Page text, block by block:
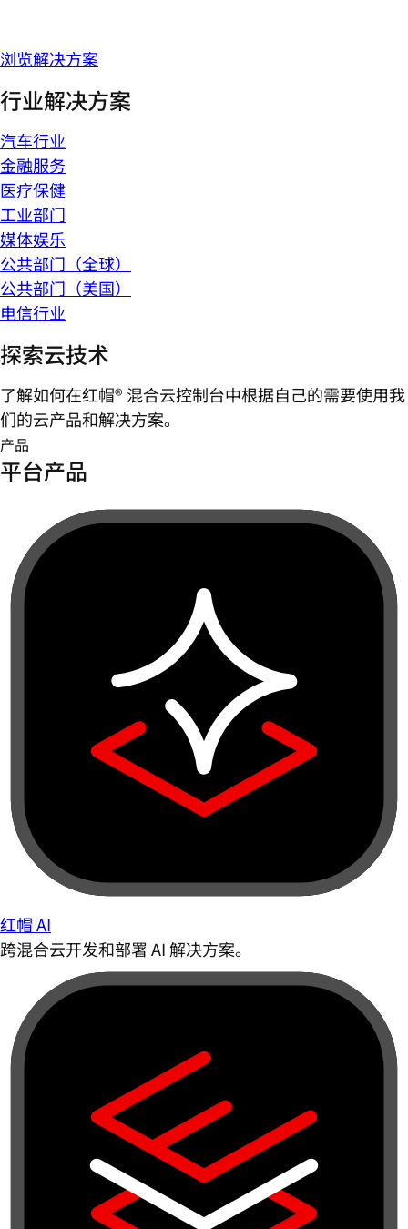
浏览解决方案
行业解决方案
汽车行业
金融服务
医疗保健
工业部门
媒体娱乐
公共部门（全球）
公共部门（美国）
电信行业
探索云技术
了解如何在红帽® 混合云控制台中根据自己的需要使用我
们的云产品和解决方案。
产品
平台产品
红帽 AI
跨混合云开发和部署 AI 解决方案。